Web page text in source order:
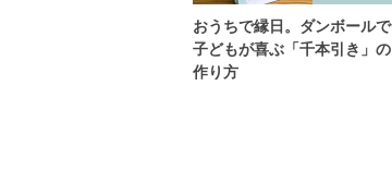
おうちで縁日。ダンボールで
子どもが喜ぶ「千本引き」の
作り方